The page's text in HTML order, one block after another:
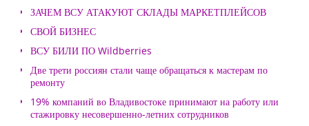
ЗАЧЕМ ВСУ АТАКУЮТ СКЛАДЫ МАРКЕТПЛЕЙСОВ
СВОЙ БИЗНЕС
ВСУ БИЛИ ПО Wildberries
Две трети россиян стали чаще обращаться к мастерам по
ремонту
19% компаний во Владивостоке принимают на работу или
стажировку несовершенно-летних сотрудников